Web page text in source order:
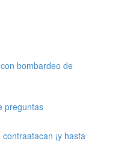
bombardeo de
preguntas
¡y hasta